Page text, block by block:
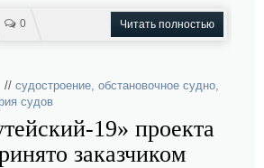
0 Читать полностью
// судостроение, обстановочное судно,
судов
19» проекта
заказчиком